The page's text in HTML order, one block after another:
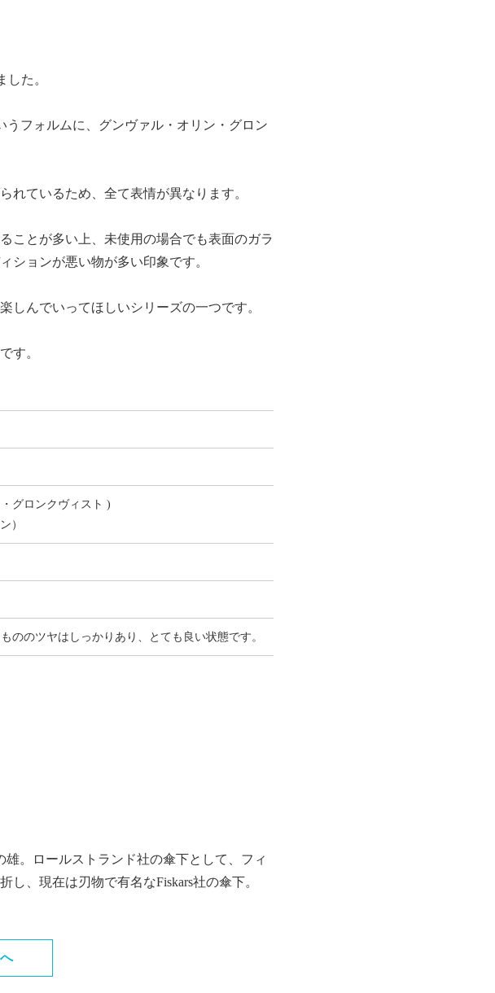
た。
フォルムに、グンヴァル・オリン・グロン
れているため、全て表情が異なります。
ことが多い上、未使用の場合でも表面のガラ
ションが悪い物が多い印象です。
しんでいってほしいシリーズの一つです。
す。
グロンクヴィスト )
）
ののツヤはしっかりあり、とても良い状態です。
。ロールストランド社の傘下として、フィ
、現在は刃物で有名なFiskars社の傘下。